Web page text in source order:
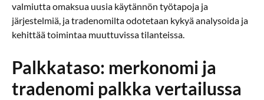
valmiutta omaksua uusia käytännön työtapoja ja
järjestelmiä, ja tradenomilta odotetaan kykyä analysoida ja
kehittää toimintaa muuttuvissa tilanteissa.
Palkkataso: merkonomi ja
tradenomi palkka vertailussa